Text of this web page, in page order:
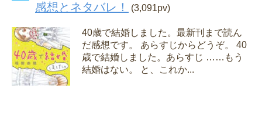
感想とネタバレ！
(3,091pv)
40歳で結婚しました。最新刊まで読ん
だ感想です。 あらすじからどうぞ。 40
歳で結婚しました。あらすじ ……もう
結婚はない。 と、これか...